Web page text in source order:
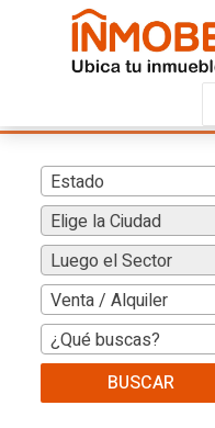
Estado
Elige la Ciudad
Luego el Sector
Venta / Alquiler
¿Qué buscas?
BUSCAR